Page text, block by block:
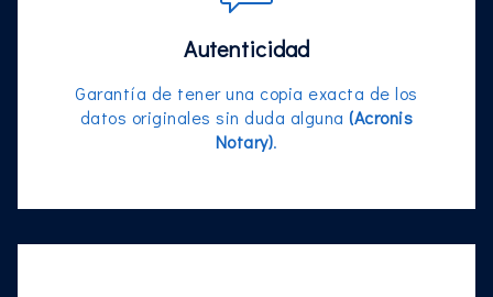
Autenticidad
Garantía de tener una copia exacta de los
datos originales sin duda alguna(Acronis
Notary).